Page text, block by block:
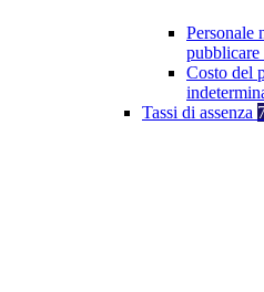
Personale
Costo del
Tassi di assenza